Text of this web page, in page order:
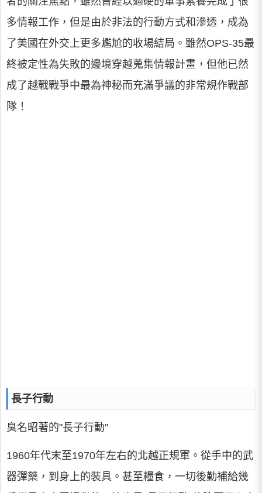
多情報工作，但是由於非法的行動方式和滲透，成為
了美國在外交上更多尷尬的收場結局。雖然OPS-35最
終被定性為失敗的邊境穿越蒐集情報計畫，但他已然
成了越戰戰爭中最為神秘而充滿爭議的非常規作戰部
隊！
長子行動
臭名昭著的"長子行動"
1960年代末至1970年左右的北越正規軍。從手中的武
器彈藥，到身上的裝具。甚至糧食，一切後勤補給幾